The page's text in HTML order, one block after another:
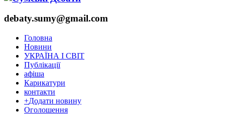
debaty.sumy@gmail.com
Головна
Новини
УКРАЇНА І СВІТ
Публікації
афіша
Карикатури
контакти
+Додати новину
Оголошення